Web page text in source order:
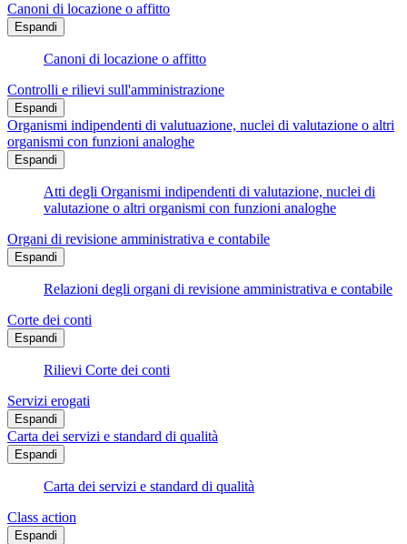
Canoni di locazione o affitto
Espandi
Canoni di locazione o affitto
Controlli e rilievi sull'amministrazione
Espandi
Organismi indipendenti di valutuazione, nuclei di valutazione o altri
organismi con funzioni analoghe
Espandi
Atti degli Organismi indipendenti di valutazione, nuclei di
valutazione o altri organismi con funzioni analoghe
Organi di revisione amministrativa e contabile
Espandi
Relazioni degli organi di revisione amministrativa e contabile
Corte dei conti
Espandi
Rilievi Corte dei conti
Servizi erogati
Espandi
Carta dei servizi e standard di qualità
Espandi
Carta dei servizi e standard di qualità
Class action
Espandi